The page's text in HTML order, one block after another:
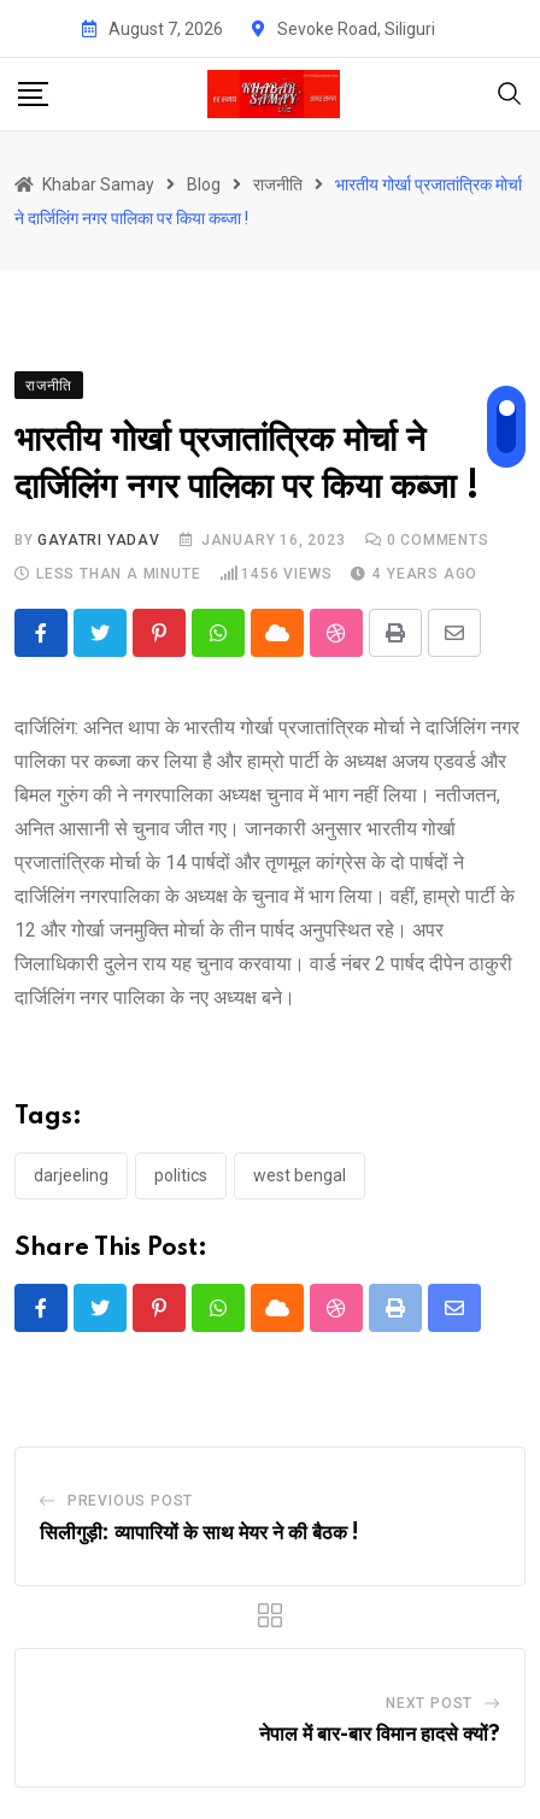
content
August 7, 2026 Sevoke Road, Siliguri
Khabar Samay Blog राजनीति
भारतीय गोर्खा प्रजातांत्रिक मोर्चा
ने दार्जिलिंग नगर पालिका पर किया कब्जा !
राजनीति
भारतीय गोर्खा प्रजातांत्रिक मोर्चा ने
दार्जिलिंग नगर पालिका पर किया कब्जा !
BYGAYATRI YADAV JANUARY 16, 2023 0 COMMENTS
LESS THAN A MINUTE
1456 VIEWS 4 YEARS AGO
PinterestWhatsappCloud StumbleUpon
Print
Share
Email
दार्जिलिंग: अनित थापा के भारतीय गोर्खा प्रजातांत्रिक मोर्चा ने दार्जिलिंग नगर
पालिका पर कब्जा कर लिया है और हाम्रो पार्टी के अध्यक्ष अजय एडवर्ड और
बिमल गुरुंग की ने नगरपालिका अध्यक्ष चुनाव में भाग नहीं लिया। नतीजतन,
अनित आसानी से चुनाव जीत गए। जानकारी अनुसार भारतीय गोर्खा
प्रजातांत्रिक मोर्चा के 14 पार्षदों और तृणमूल कांग्रेस के दो पार्षदों ने
दार्जिलिंग नगरपालिका के अध्यक्ष के चुनाव में भाग लिया। वहीं, हाम्रो पार्टी के
12 और गोर्खा जनमुक्ति मोर्चा के तीन पार्षद अनुपस्थित रहे। अपर
जिलाधिकारी दुलेन राय यह चुनाव करवाया। वार्ड नंबर 2 पार्षद दीपेन ठाकुरी
दार्जिलिंग नगर पालिका के नए अध्यक्ष बने।
Tags:
darjeeling politics west bengal
Share This Post:
PinterestWhatsappCloud StumbleUpon
Print
Share
PREVIOUS POST
सिलीगुड़ी: व्यापारियों के साथ मेयर ने की बैठक !
NEXT POST
नेपाल में बार-बार विमान हादसे क्यों?